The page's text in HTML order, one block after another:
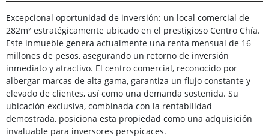
Excepcional oportunidad de inversión: un local comercial de
282m² estratégicamente ubicado en el prestigioso Centro Chía.
Este inmueble genera actualmente una renta mensual de 16
millones de pesos, asegurando un retorno de inversión
inmediato y atractivo. El centro comercial, reconocido por
albergar marcas de alta gama, garantiza un flujo constante y
elevado de clientes, así como una demanda sostenida. Su
ubicación exclusiva, combinada con la rentabilidad
demostrada, posiciona esta propiedad como una adquisición
invaluable para inversores perspicaces.